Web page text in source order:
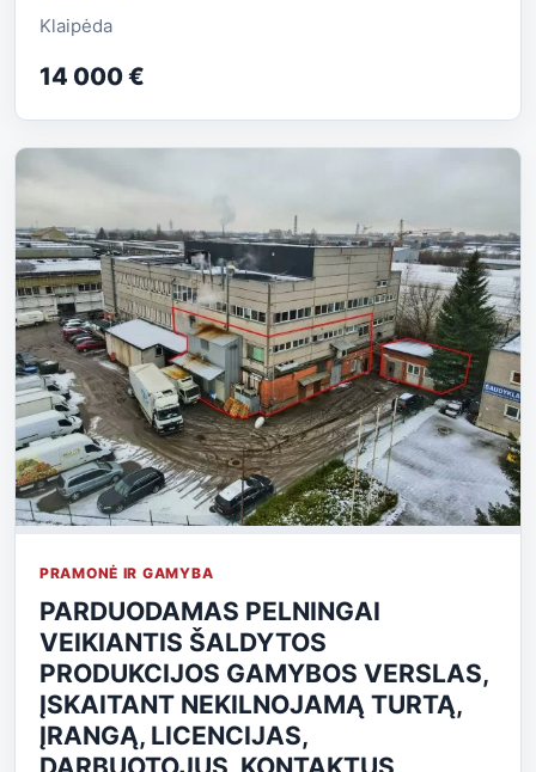
Klaipėda
14 000 €
PRAMONĖ IR GAMYBA
PARDUODAMAS PELNINGAI
VEIKIANTIS ŠALDYTOS
PRODUKCIJOS GAMYBOS VERSLAS,
ĮSKAITANT NEKILNOJAMĄ TURTĄ,
ĮRANGĄ, LICENCIJAS,